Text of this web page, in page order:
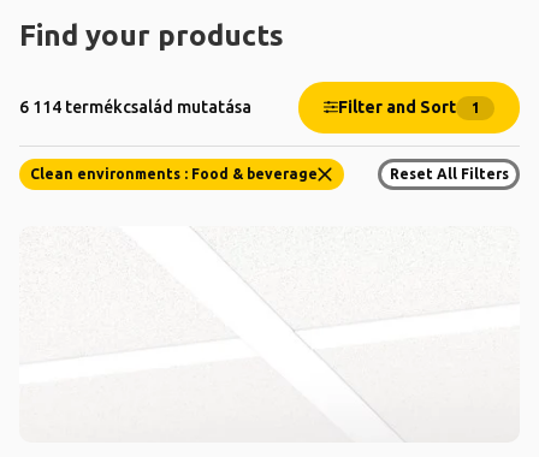
Find your products
6 114 termékcsalád mutatása Filter and Sort 1
Clean environments : Food & beverage Reset All Filters